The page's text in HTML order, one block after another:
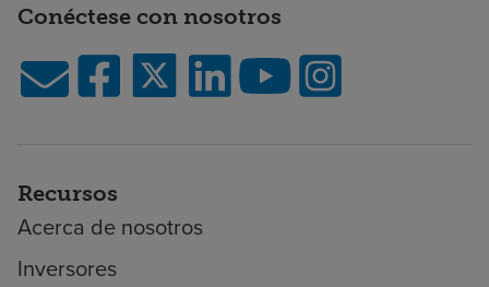
Conéctese con nosotros
Recursos
Acerca de nosotros
Inversores